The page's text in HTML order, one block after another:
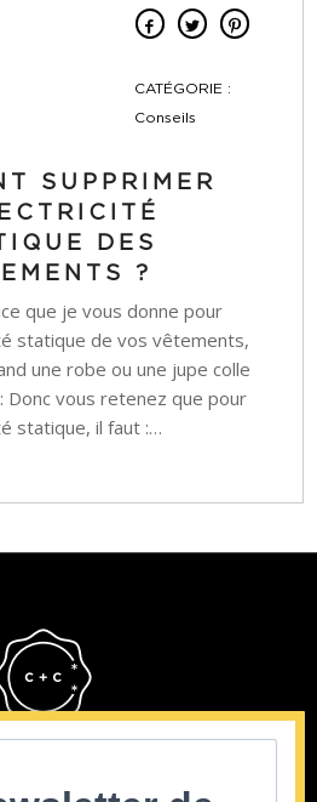
CATÉGORIE :
Conseils
SUPPRIMER
DES
?
que je vous donne pour
statique de vos vêtements,
une robe ou une jupe colle
Donc vous retenez que pour
statique, il faut :…